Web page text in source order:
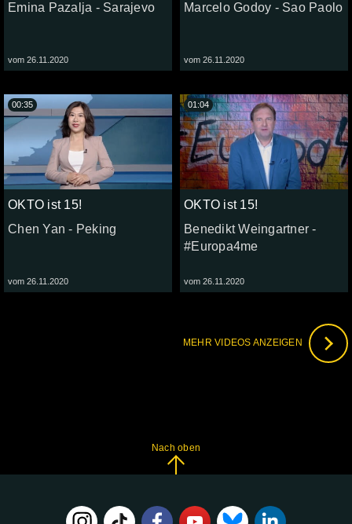
Emina Pazalja - Sarajevo
vom 26.11.2020
Marcelo Godoy - Sao Paolo
vom 26.11.2020
OKTO ist 15!
Chen Yan - Peking
vom 26.11.2020
00:35
OKTO ist 15!
Benedikt Weingartner -
#Europa4me
vom 26.11.2020
01:04
MEHR VIDEOS ANZEIGEN
Nach oben